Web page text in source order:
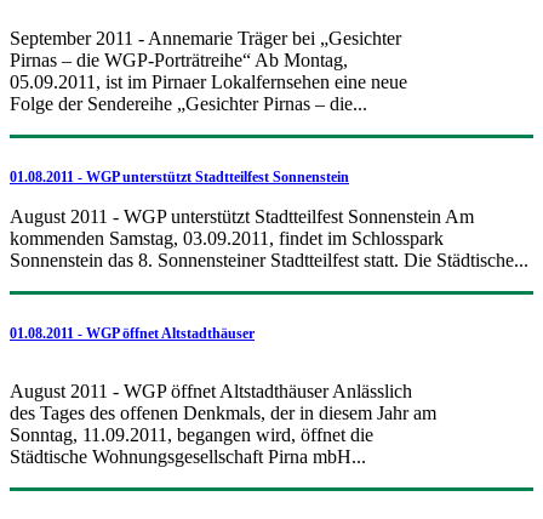
September 2011 - Annemarie Träger bei „Gesichter
Pirnas – die WGP-Porträtreihe“ Ab Montag,
05.09.2011, ist im Pirnaer Lokalfernsehen eine neue
Folge der Sendereihe „Gesichter Pirnas – die...
01.08.2011 - WGP unterstützt Stadtteilfest Sonnenstein
August 2011 - WGP unterstützt Stadtteilfest Sonnenstein Am
kommenden Samstag, 03.09.2011, findet im Schlosspark
Sonnenstein das 8. Sonnensteiner Stadtteilfest statt. Die Städtische...
01.08.2011 - WGP öffnet Altstadthäuser
August 2011 - WGP öffnet Altstadthäuser Anlässlich
des Tages des offenen Denkmals, der in diesem Jahr am
Sonntag, 11.09.2011, begangen wird, öffnet die
Städtische Wohnungsgesellschaft Pirna mbH...